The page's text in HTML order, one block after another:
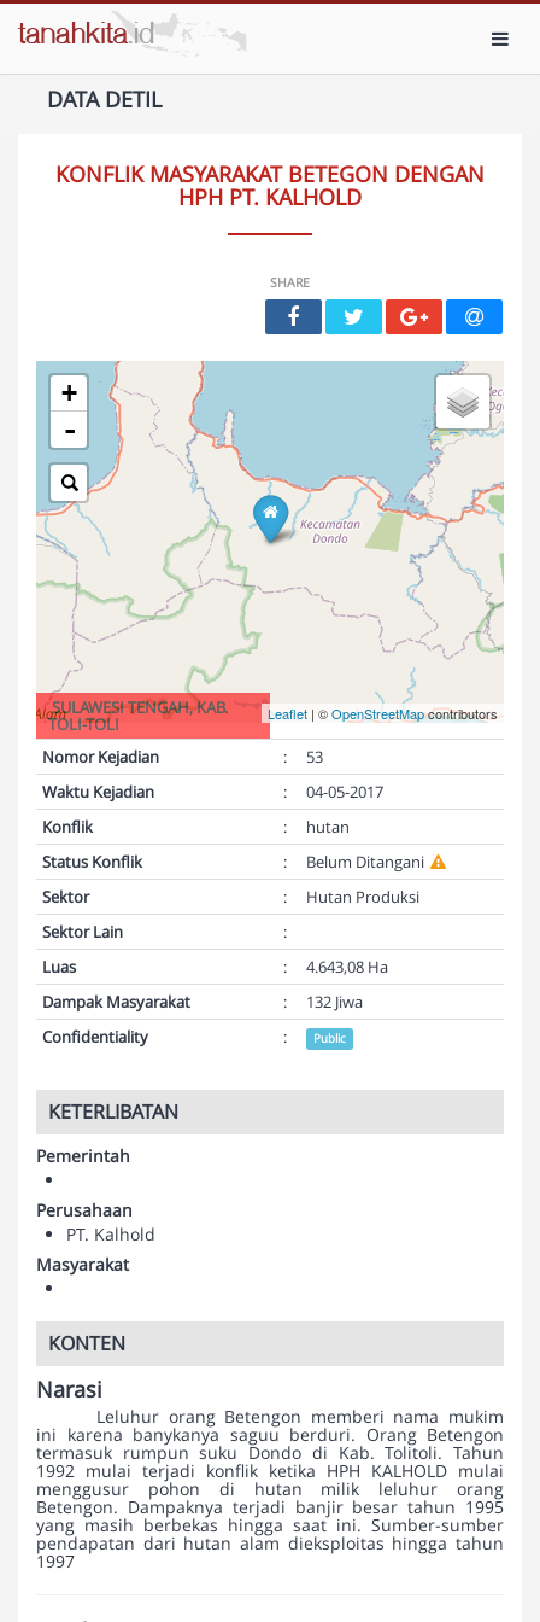
DATA DETIL
KONFLIK MASYARAKAT BETEGON DENGAN
HPH PT. KALHOLD
SHARE
+
-
Leaflet | ©OpenStreetMapcontributors
SULAWESI TENGAH, KAB.
TOLI-TOLI
Nomor Kejadian
:
53
Waktu Kejadian
:
04-05-2017
Konflik
:
hutan
Status Konflik
:
Belum Ditangani
Sektor
:
Hutan Produksi
Sektor Lain
:
Luas
:
4.643,08 Ha
Dampak Masyarakat
:
132 Jiwa
Confidentiality
: Public
KETERLIBATAN
Pemerintah
Perusahaan
PT. Kalhold
Masyarakat
KONTEN
Narasi
Leluhur orang Betengon memberi nama mukim
ini karena banykanya saguu berduri. Orang Betengon
termasuk rumpun suku Dondo di Kab. Tolitoli. Tahun
1992 mulai terjadi konflik ketika HPH KALHOLD mulai
menggusur pohon di hutan milik leluhur orang
Betengon. Dampaknya terjadi banjir besar tahun 1995
yang masih berbekas hingga saat ini. Sumber-sumber
pendapatan dari hutan alam dieksploitas hingga tahun
1997